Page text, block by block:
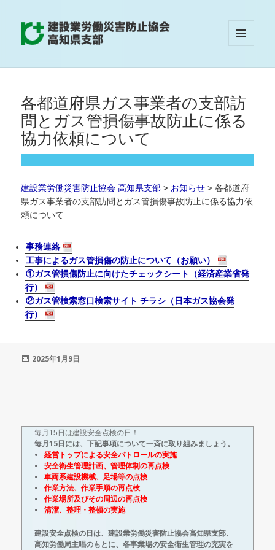
各都道府県ガス事業者の支部訪
問とガス管損傷事故防止に係る
協力依頼について
建設業労働災害防止協会 高知県支部 > お知らせ >各都道府
県ガス事業者の支部訪問とガス管損傷事故防止に係る協力依
頼について
事務連絡
工事によるガス管損傷の防止について（お願い）
①ガス管損傷防止に向けたチェックシート（経済産業省発
行）
②ガス管検索窓口検索サイト チラシ（日本ガス協会発
行）
投
2025年1月9日
毎月15日は建設安全点検の日！
毎月15日には、下記事項について一斉に取り組みましょう。
経営トップによる安全パトロールの実施
安全衛生管理計画、管理体制の再点検
車両系建設機械、足場等の点検
作業方法、作業手順の再点検
作業場所及びその周辺の再点検
清潔、整理・整頓の実施
建設安全点検の日は、建設業労働災害防止協会高知県支部、
高知労働局主唱のもとに、各事業場の安全衛生管理の充実を